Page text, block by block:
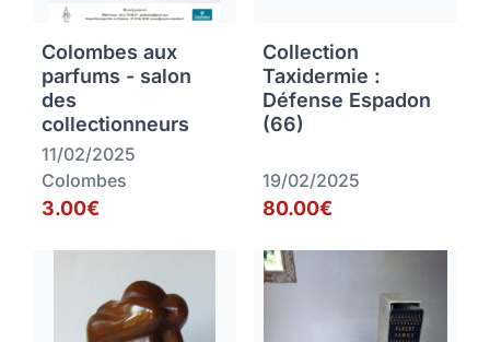
Colombes aux
parfums - salon
des
collectionneurs
11/02/2025
Colombes
3.00€
Collection
Taxidermie :
Défense Espadon
(66)
19/02/2025
80.00€